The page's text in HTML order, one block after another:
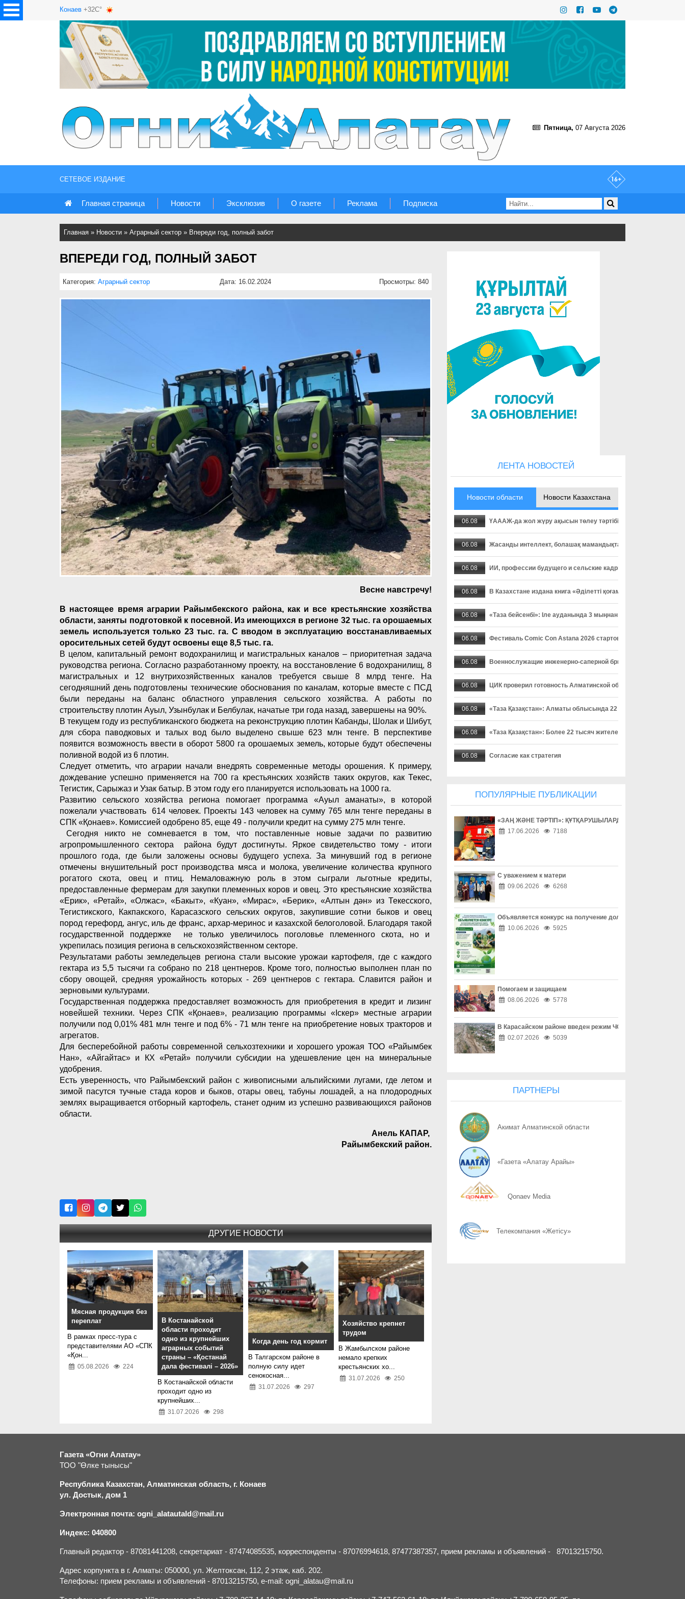
Конаев +32C°
Пятница, 07 Августа 2026
СЕТЕВОЕ ИЗДАНИЕ
Главная страница Новости Эксклюзив О газете Реклама Подписка
Главная » Новости » Аграрный сектор » Впереди год, полный забот
ВПЕРЕДИ ГОД, ПОЛНЫЙ ЗАБОТ
Категория: Аграрный сектор Дата: 16.02.2024 Просмотры: 840
Весне навстречу!
В настоящее время аграрии Райымбекского района, как и все крестьянские хозяйства
области, заняты подготовкой к посевной. Из имеющихся в регионе 32 тыс. га орошаемых
земель используется только 23 тыс. га. С вводом в эксплуатацию восстанавливаемых
оросительных сетей будут освоены еще 8,5 тыс. га.
В целом, капитальный ремонт водохранилищ и магистральных каналов – приоритетная задача
руководства региона. Согласно разработанному проекту, на восстановление 6 водохранилищ, 8
магистральных и 12 внутрихозяйственных каналов требуется свыше 8 млрд тенге. На
сегодняшний день подготовлены технические обоснования по каналам, которые вместе с ПСД
были переданы на баланс областного управления сельского хозяйства. А работы по
строительству плотин Ауыл, Узынбулак и Белбулак, начатые три года назад, завершены на 90%.
В текущем году из республиканского бюджета на реконструкцию плотин Кабанды, Шолак и Шибут,
для сбора паводковых и талых вод было выделено свыше 623 млн тенге. В перспективе
появится возможность ввести в оборот 5800 га орошаемых земель, которые будут обеспечены
поливной водой из 6 плотин.
Следует отметить, что аграрии начали внедрять современные методы орошения. К примеру,
дождевание успешно применяется на 700 га крестьянских хозяйств таких округов, как Текес,
Тегистик, Сарыжаз и Узак батыр. В этом году его планируется использовать на 1000 га.
Развитию сельского хозяйства региона помогает программа «Ауыл аманаты», в которой
пожелали участвовать 614 человек. Проекты 143 человек на сумму 765 млн тенге переданы в
СПК «Қонаев». Комиссией одобрено 85, еще 49 - получили кредит на сумму 275 млн тенге.
Сегодня никто не сомневается в том, что поставленные новые задачи по развитию
агропромышленного сектора района будут достигнуты. Яркое свидетельство тому - итоги
прошлого года, где были заложены основы будущего успеха. За минувший год в регионе
отмечены внушительный рост производства мяса и молока, увеличение количества крупного
рогатого скота, овец и птиц. Немаловажную роль в этом сыграли льготные кредиты,
предоставленные фермерам для закупки племенных коров и овец. Это крестьянские хозяйства
«Ерик», «Ретай», «Олжас», «Бакыт», «Куан», «Мирас», «Берик», «Алтын дән» из Текесского,
Тегистикского, Какпакского, Карасазского сельских округов, закупившие сотни быков и овец
пород герефорд, ангус, иль де франс, архар-меринос и казахской белоголовой. Благодаря такой
государственной поддержке не только увеличилось поголовье племенного скота, но и
укрепилась позиция региона в сельскохозяйственном секторе.
Результатами работы земледельцев региона стали высокие урожаи картофеля, где с каждого
гектара из 5,5 тысячи га собрано по 218 центнеров. Кроме того, полностью выполнен план по
сбору овощей, средняя урожайность которых - 269 центнеров с гектара. Славится район и
зерновыми культурами.
Государственная поддержка предоставляет возможность для приобретения в кредит и лизинг
новейшей техники. Через СПК «Қонаев», реализацию программы «Іскер» местные аграрии
получили под 0,01% 481 млн тенге и под 6% - 71 млн тенге на приобретение новых тракторов и
агрегатов.
Для бесперебойной работы современной сельхозтехники и хорошего урожая ТОО «Райымбек
Нан», «Айгайтас» и КХ «Ретай» получили субсидии на удешевление цен на минеральные
удобрения.
Есть уверенность, что Райымбекский район с живописными альпийскими лугами, где летом и
зимой пасутся тучные стада коров и быков, отары овец, табуны лошадей, а на плодородных
землях выращивается отборный картофель, станет одним из успешно развивающихся районов
области.
Анель КАПАР,
Райымбекский район.
ДРУГИЕ НОВОСТИ
Мясная продукция без
переплат
В рамках пресс-тура с
представителями АО «СПК
«Қон...
05.08.2026 224
В Костанайской
области проходит
одно из крупнейших
аграрных событий
страны – «Қостанай
дала фестивалі – 2026»
В Костанайской области
проходит одно из
крупнейших...
31.07.2026 298
Когда день год кормит
В Талгарском районе в
полную силу идет
сенокосная...
31.07.2026 297
Хозяйство крепнет
трудом
В Жамбылском районе
немало крепких
крестьянских хо...
31.07.2026 250
ЛЕНТА НОВОСТЕЙ
Новости области Новости Казахстана
06.08 ҮАААЖ-да жол жүру ақысын төлеу тәртібі өзгерді: төлемді
06.08 Жасанды интеллект, болашақ мамандықтар және ауылдағы
06.08 ИИ, профессии будущего и сельские кадры - о чем спорили
06.08 В Казахстане издана книга «Әділетті қоғамға шыншыл сөз»,
06.08 «Таза бейсенбі»: Іле ауданында 3 мыңнан астам адам
06.08 Фестиваль Comic Con Astana 2026 стартовал в столице
06.08 Военнослужащие инженерно-саперной бригады осваивают
06.08 ЦИК проверил готовность Алматинской области к выборам
06.08 «Таза Қазақстан»: Алматы облысында 22 мыңнан астам
06.08 «Таза Қазақстан»: Более 22 тысяч жителей Алматинской
06.08 Согласие как стратегия
06.08 Безопасность начинается с ответственности
06.08 Бытовое насилие - не семейное дело
06.08 Инвестиции в здоровье
06.08 Борьба с наркоманией выходит на новый уровень
06.08 Наркотическая зависимость разрушает здоровье
06.08 Собственник обязан соблюдать законодательство
06.08 Опасный обгон – риск для каждого
06.08 Перекресток, где победила вежливость
06.08 Право собственности - основа доверия
06.08 Собственность начинается с уважения
06.08 Дроппер - не безобидный посредник
06.08
06.08
06.08 Радиоэкологический мониторинг приграничных территорий
ПОПУЛЯРНЫЕ ПУБЛИКАЦИИ
«ЗАҢ ЖӘНЕ ТӘРТІП»: ҚҰТҚАРУШЫЛАРДЫҢ ЕҢБЕГІМЕН
17.06.2026
7188
С уважением к матери
09.06.2026
6268
Объявляется конкурс на получение долгосрочного гранта
10.06.2026
5925
Помогаем и защищаем
08.06.2026
5778
В Карасайском районе введен режим ЧС местного масштаба
02.07.2026
5039
ПАРТНЕРЫ
Акимат Алматинской области
«Газета «Алатау Арайы»
Qonaev Media
Телекомпания «Жетісу»
Газета «Огни Алатау»
ТОО "Өлке тынысы"
Республика Казахстан, Алматинская область, г. Конаев
ул. Достык, дом 1
Электронная почта: ogni_alatautald@mail.ru
Индекс: 040800
Главный редактор - 87081441208, секретариат - 87474085535, корреспонденты - 87076994618, 87477387357, прием рекламы и объявлений - 87013215750.
Адрес корпункта в г. Алматы: 050000, ул. Желтоксан, 112, 2 этаж, каб. 202.
Телефоны: прием рекламы и объявлений - 87013215750, e-mail: ogni_alatau@mail.ru